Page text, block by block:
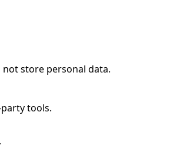
not store personal data.
tools.